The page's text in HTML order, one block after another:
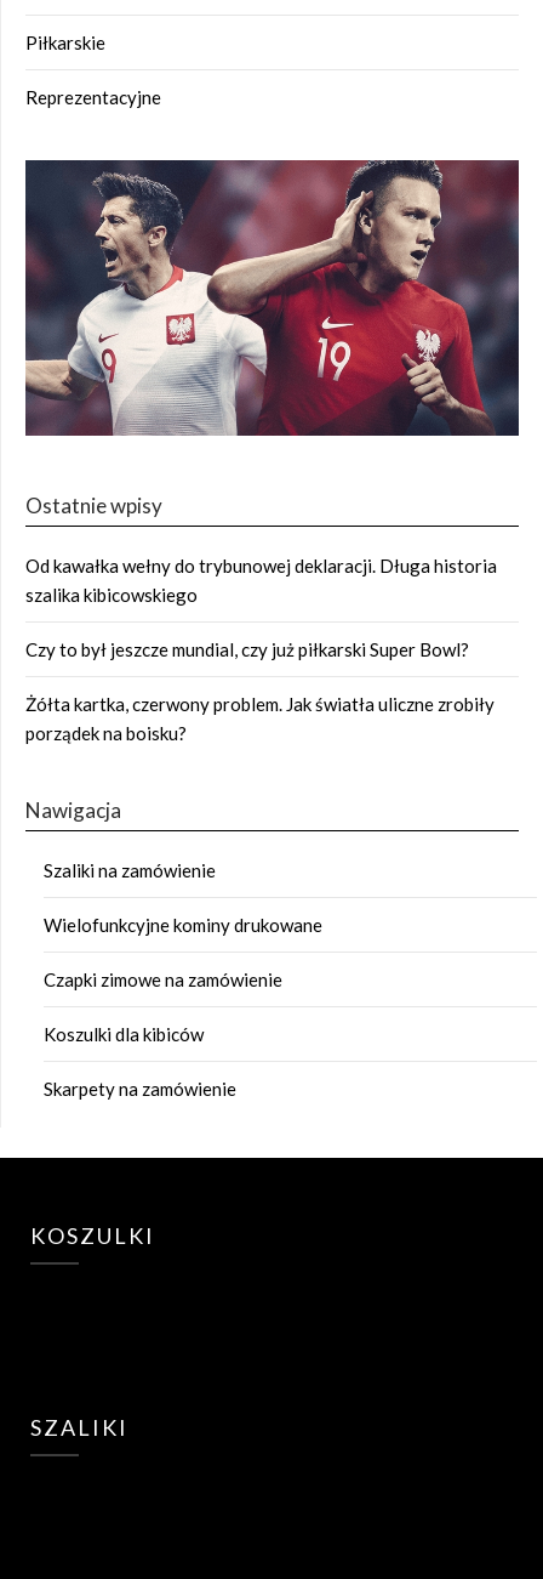
Piłkarskie
Reprezentacyjne
Ostatnie wpisy
Od kawałka wełny do trybunowej deklaracji. Długa historia
szalika kibicowskiego
Czy to był jeszcze mundial, czy już piłkarski Super Bowl?
Żółta kartka, czerwony problem. Jak światła uliczne zrobiły
porządek na boisku?
Nawigacja
Szaliki na zamówienie
Wielofunkcyjne kominy drukowane
Czapki zimowe na zamówienie
Koszulki dla kibiców
Skarpety na zamówienie
KOSZULKI
SZALIKI